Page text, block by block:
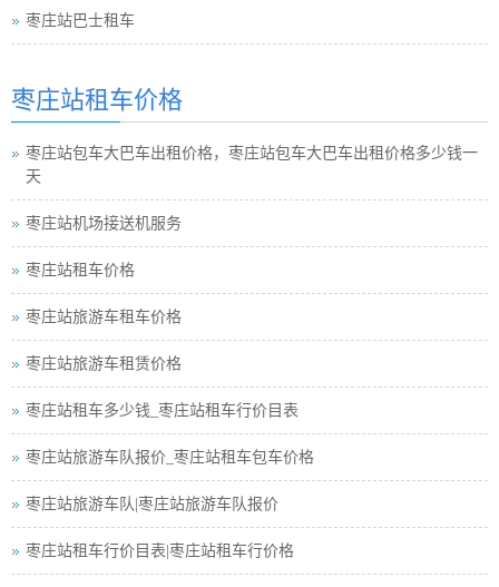
枣庄站巴士租车
枣庄站租车须知小车
枣庄站巴士租车公司
枣庄站租车价格
枣庄站包车大巴车出租价格，枣庄站包车大巴车出租价格多少钱一
天
枣庄站机场接送机服务
枣庄站租车价格
枣庄站旅游车租车价格
枣庄站旅游车租赁价格
枣庄站租车多少钱_枣庄站租车行价目表
枣庄站旅游车队报价_枣庄站租车包车价格
枣庄站旅游车队|枣庄站旅游车队报价
枣庄站租车行价目表|枣庄站租车行价格